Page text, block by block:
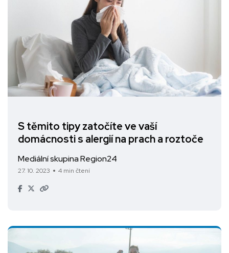
S těmito tipy zatočíte ve vaší
domácnosti s alergií na prach a roztoče
Mediální skupina Region24
27. 10. 2023 4 min čtení